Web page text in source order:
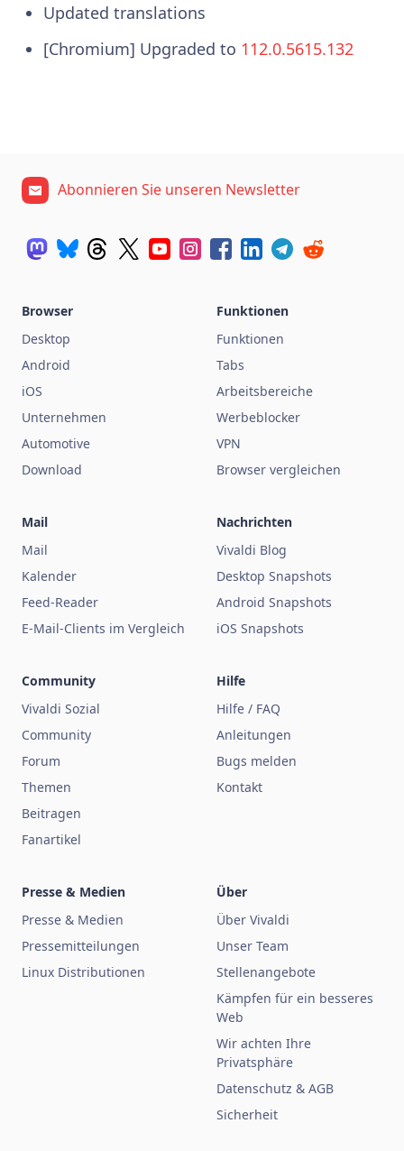
Updated translations
[Chromium] Upgraded to 112.0.5615.132
Abonnieren Sie unseren Newsletter
Browser
Desktop
Android
iOS
Unternehmen
Automotive
Download
Funktionen
Funktionen
Tabs
Arbeitsbereiche
Werbeblocker
VPN
Browser vergleichen
Mail
Mail
Kalender
Feed-Reader
E-Mail-Clients im Vergleich
Nachrichten
Vivaldi Blog
Desktop Snapshots
Android Snapshots
iOS Snapshots
Community
Vivaldi Sozial
Community
Forum
Themen
Beitragen
Fanartikel
Hilfe
Hilfe / FAQ
Anleitungen
Bugs melden
Kontakt
Presse & Medien
Presse & Medien
Pressemitteilungen
Linux Distributionen
Über
Über Vivaldi
Unser Team
Stellenangebote
Kämpfen für ein besseres
Web
Wir achten Ihre
Privatsphäre
Datenschutz & AGB
Sicherheit